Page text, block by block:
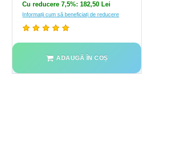
Cu reducere 7,5%: 182,50 Lei
Informații cum să beneficiați de reducere
ADAUGĂ ÎN COȘ